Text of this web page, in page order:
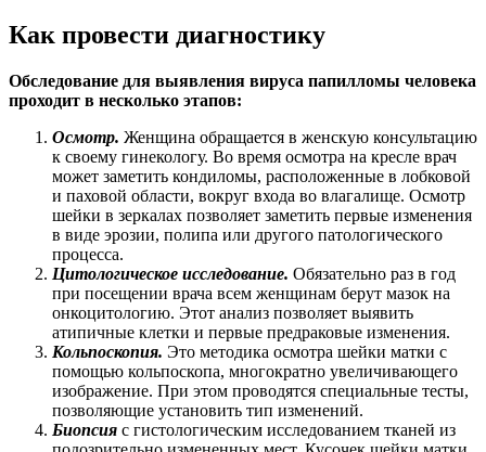
Как провести диагностику
Обследование для выявления вируса папилломы человека
проходит в несколько этапов:
Осмотр. Женщина обращается в женскую консультацию
к своему гинекологу. Во время осмотра на кресле врач
может заметить кондиломы, расположенные в лобковой
и паховой области, вокруг входа во влагалище. Осмотр
шейки в зеркалах позволяет заметить первые изменения
в виде эрозии, полипа или другого патологического
процесса.
Цитологическое исследование. Обязательно раз в год
при посещении врача всем женщинам берут мазок на
онкоцитологию. Этот анализ позволяет выявить
атипичные клетки и первые предраковые изменения.
Кольпоскопия. Это методика осмотра шейки матки с
помощью кольпоскопа, многократно увеличивающего
изображение. При этом проводятся специальные тесты,
позволяющие установить тип изменений.
Биопсия с гистологическим исследованием тканей из